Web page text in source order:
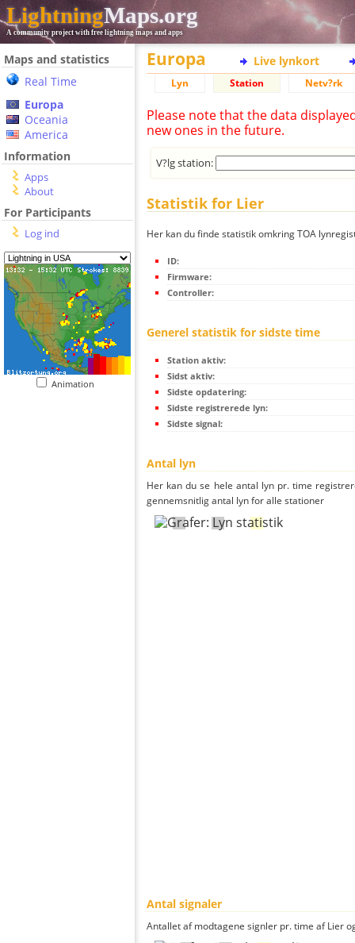
LightningMaps.org
A community project with free lightning maps and apps
Maps and statistics
Real Time
Europa
Oceania
America
Information
Apps
About
For Participants
Log ind
Animation
Europa Live lynkort
Lyn Station Netv?rk
Please note that the data
new ones in the future.
V?lg station:
Statistik for Lier
Her kan du finde statistik omkring TOA
ID:
Firmware:
Controller:
Generel statistik for sidste time
Station aktiv:
Sidst aktiv:
Sidste opdatering:
Sidste registrerede lyn:
Sidste signal:
Antal lyn
Her kan du se hele antal lyn pr. time
gennemsnitlig antal lyn for alle stationer
Antal signaler
Antallet af modtagene signler pr. time af Lier